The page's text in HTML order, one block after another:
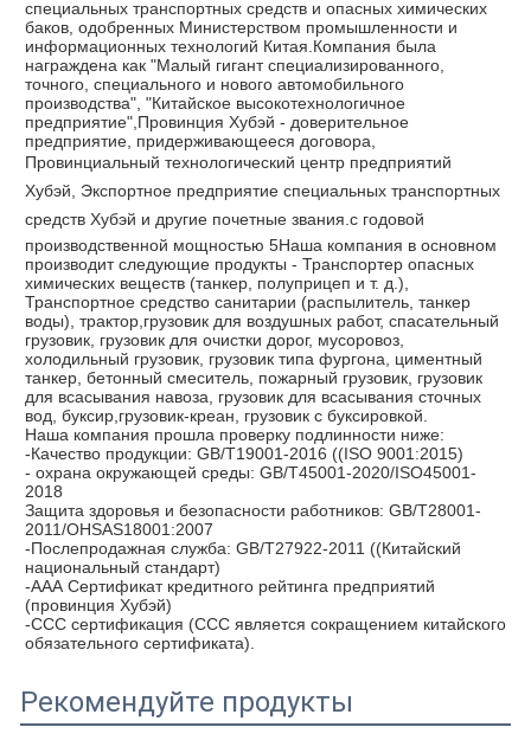
специальных транспортных средств и опасных химических
баков, одобренных Министерством промышленности и
информационных технологий Китая.Компания была
награждена как "Малый гигант специализированного,
точного, специального и нового автомобильного
производства", "Китайское высокотехнологичное
предприятие",Провинция Хубэй - доверительное
предприятие, придерживающееся договора,
Провинциальный технологический центр предприятий
Хубэй, Экспортное предприятие специальных транспортных
средств Хубэй и другие почетные звания.с годовой
производственной мощностью 5Наша компания в основном
производит следующие продукты - Транспортер опасных
химических веществ (танкер, полуприцеп и т. д.),
Транспортное средство санитарии (распылитель, танкер
воды), трактор,грузовик для воздушных работ, спасательный
грузовик, грузовик для очистки дорог, мусоровоз,
холодильный грузовик, грузовик типа фургона, циментный
танкер, бетонный смеситель, пожарный грузовик, грузовик
для всасывания навоза, грузовик для всасывания сточных
вод, буксир,грузовик-креан, грузовик с буксировкой.
Наша компания прошла проверку подлинности ниже:
-Качество продукции: GB/T19001-2016 ((ISO 9001:2015)
- охрана окружающей среды: GB/T45001-2020/ISO45001-
2018
Защита здоровья и безопасности работников: GB/T28001-
2011/OHSAS18001:2007
-Послепродажная служба: GB/T27922-2011 ((Китайский
национальный стандарт)
-ААА Сертификат кредитного рейтинга предприятий
(провинция Хубэй)
-CCC сертификация (CCC является сокращением китайского
обязательного сертификата).
Рекомендуйте продукты